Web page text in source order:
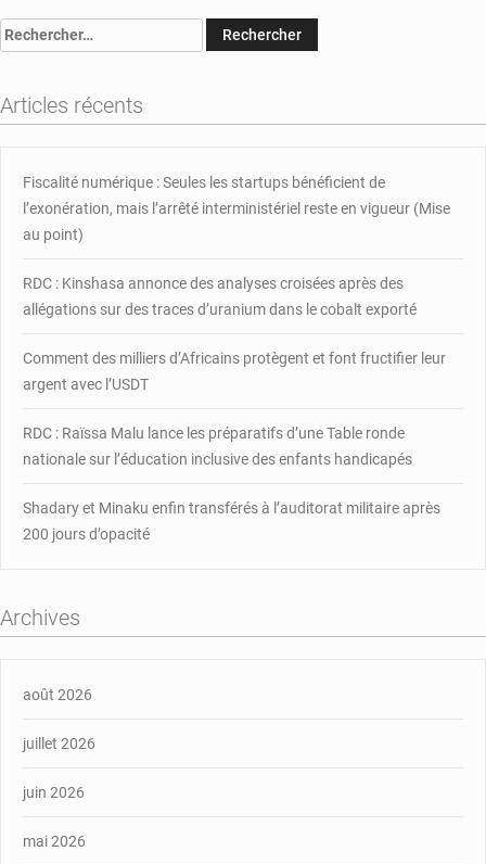
les
arrêts
contentieux
électoraux
rendus
14
mars
Rechercher :
Articles récents
Fiscalité numérique : Seules les startups bénéficient de
l’exonération, mais l’arrêté interministériel reste en vigueur (Mise
au point)
RDC : Kinshasa annonce des analyses croisées après des
allégations sur des traces d’uranium dans le cobalt exporté
Comment des milliers d’Africains protègent et font fructifier leur
argent avec l’USDT
RDC : Raïssa Malu lance les préparatifs d’une Table ronde
nationale sur l’éducation inclusive des enfants handicapés
Shadary et Minaku enfin transférés à l’auditorat militaire après
200 jours d’opacité
Archives
août 2026
juillet 2026
juin 2026
mai 2026